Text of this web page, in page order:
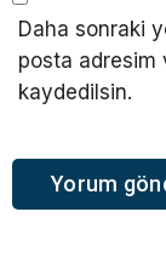
Daha sonraki
posta adresim
kaydedilsin.